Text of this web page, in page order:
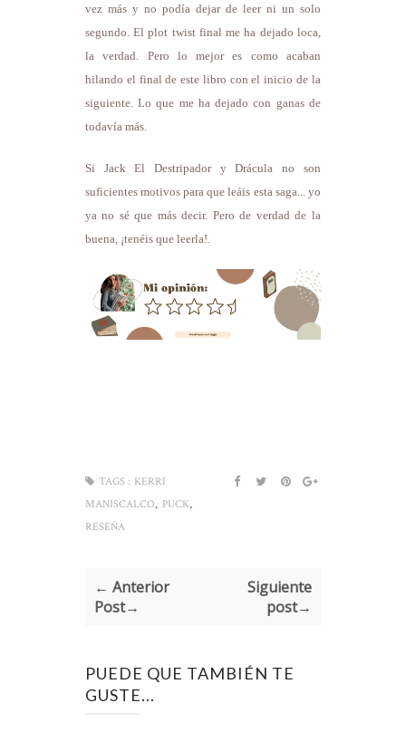
vez más y no podía dejar de leer ni un solo
segundo. El plot twist final me ha dejado loca,
la verdad. Pero lo mejor es como acaban
hilando el final de este libro con el inicio de la
siguiente. Lo que me ha dejado con ganas de
todavía más.
Si Jack El Destripador y Drácula no son
suficientes motivos para que leáis esta saga... yo
ya no sé que más decir. Pero de verdad de la
buena, ¡tenéis que leerla!.
TAGS : KERRI
MANISCALCO
PUCK
RESEÑA
← Anterior
Post→
Siguiente
post→
PUEDE QUE TAMBIÉN TE
GUSTE...